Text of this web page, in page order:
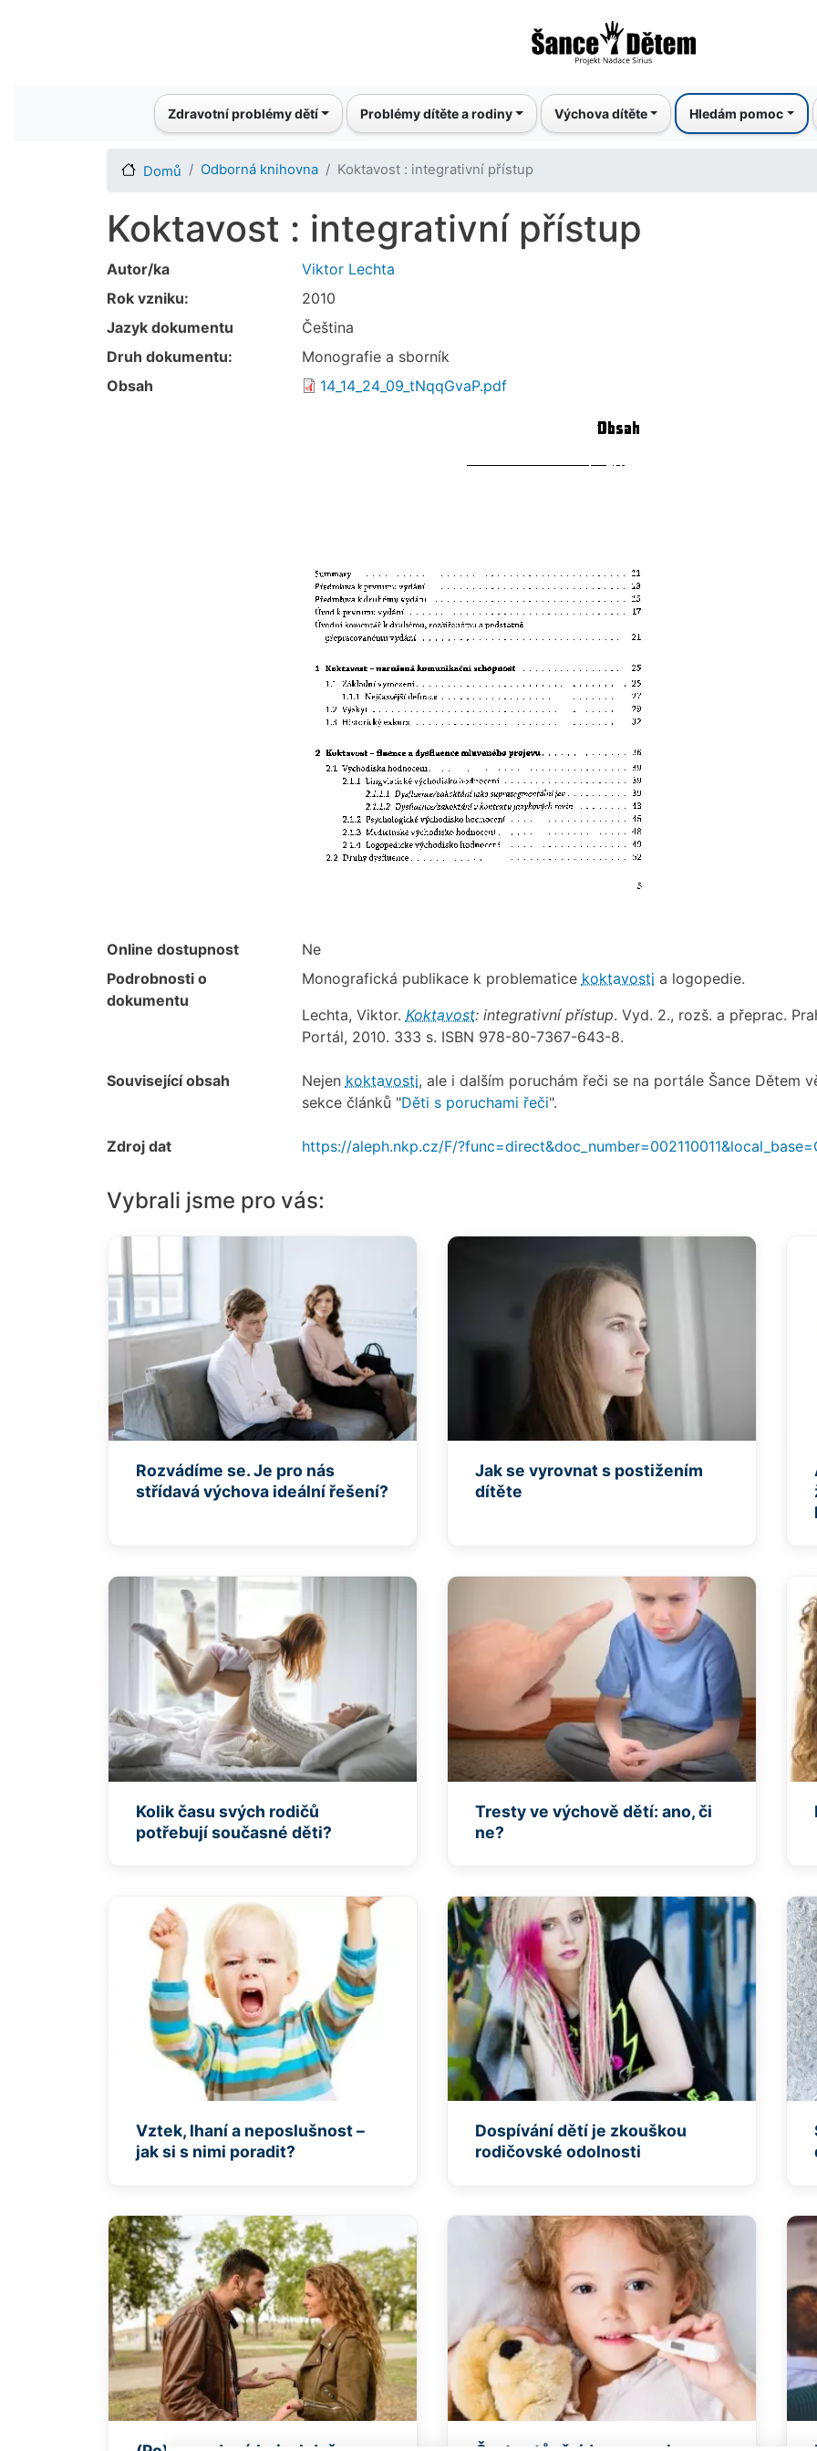
k
hlavnímu
Main navigationZdravotní problémy dětí Problémy dítěte a rodiny Výchova dítěte Hledám pomoc
Domů Odborná knihovna Koktavost : integrativní přístup
Koktavost : integrativní přístup
Autor/ka
Viktor Lechta
Rok vzniku:
2010
Jazyk dokumentu
Čeština
Druh dokumentu:
Monografie a sborník
Obsah
14_14_24_09_tNqqGvaP.pdf
Online dostupnost
Ne
Podrobnosti o
dokumentu
Monografická publikace k problematice koktavosti a logopedie.
Lechta, Viktor. Koktavost: integrativní přístup. Vyd. 2., rozš. a přeprac.
Portál, 2010. 333 s. ISBN 978-80-7367-643-8.
Související obsah Nejen koktavosti, ale i dalším poruchám řeči se na portále Šance Dětem
sekce článků "Děti s poruchami řeči".
Zdroj dat https://aleph.nkp.cz/F/
Vybrali jsme pro vás:
Rozvádíme se. Je pro nás
střídavá výchova ideální řešení?
Jak se vyrovnat s postižením
dítěte
Kolik času svých rodičů
potřebují současné děti?
Tresty ve výchově dětí: ano, či
ne?
Vztek, lhaní a neposlušnost –
jak si s nimi poradit?
Dospívání dětí je zkouškou
rodičovské odolnosti